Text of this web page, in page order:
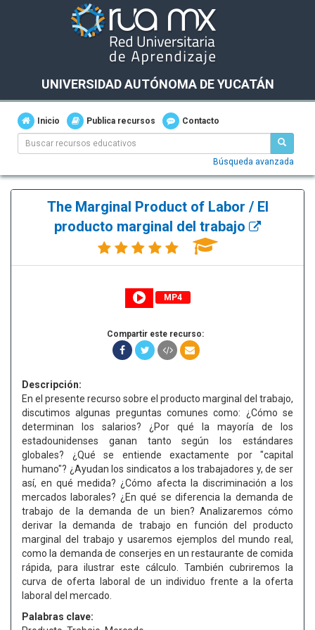
UNIVERSIDAD AUTÓNOMA DE YUCATÁN
Inicio Publica recursos Contacto
Búsqueda avanzada
The Marginal Product of Labor / El
producto marginal del trabajo
MP4
Compartir este recurso:
Descripción:
En el presente recurso sobre el producto marginal del trabajo,
discutimos algunas preguntas comunes como: ¿Cómo se
determinan los salarios? ¿Por qué la mayoría de los
estadounidenses ganan tanto según los estándares
globales? ¿Qué se entiende exactamente por "capital
humano"? ¿Ayudan los sindicatos a los trabajadores y, de ser
así, en qué medida? ¿Cómo afecta la discriminación a los
mercados laborales? ¿En qué se diferencia la demanda de
trabajo de la demanda de un bien? Analizaremos cómo
derivar la demanda de trabajo en función del producto
marginal del trabajo y usaremos ejemplos del mundo real,
como la demanda de conserjes en un restaurante de comida
rápida, para ilustrar este cálculo. También cubriremos la
curva de oferta laboral de un individuo frente a la oferta
laboral del mercado.
Palabras clave: